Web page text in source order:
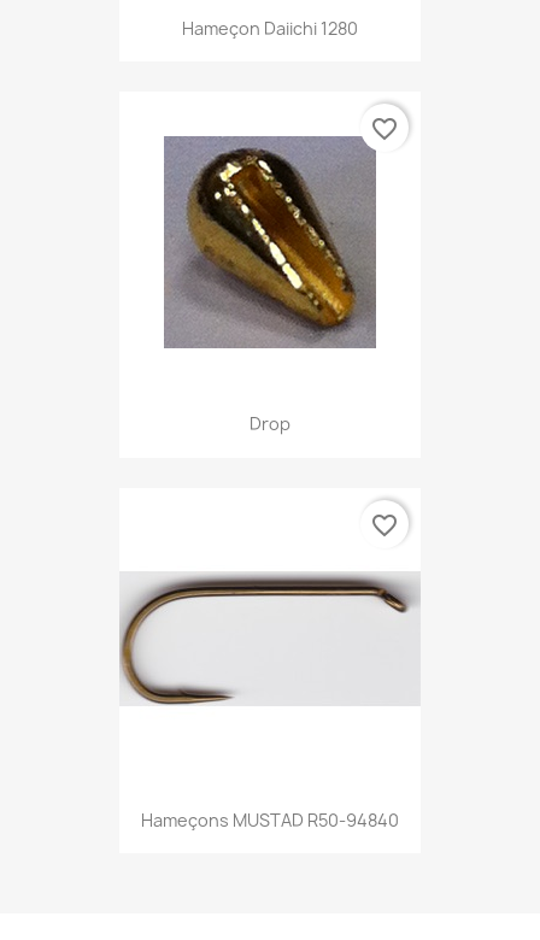
Hameçon Daiichi 1280
Drop
favorite_border
Hameçons MUSTAD R50-94840
favorite_border